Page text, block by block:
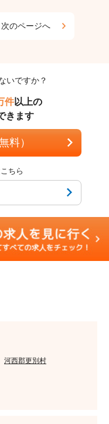
次のページへ
いですか？
件以上の
きます
料）
ちら
河西郡更別村